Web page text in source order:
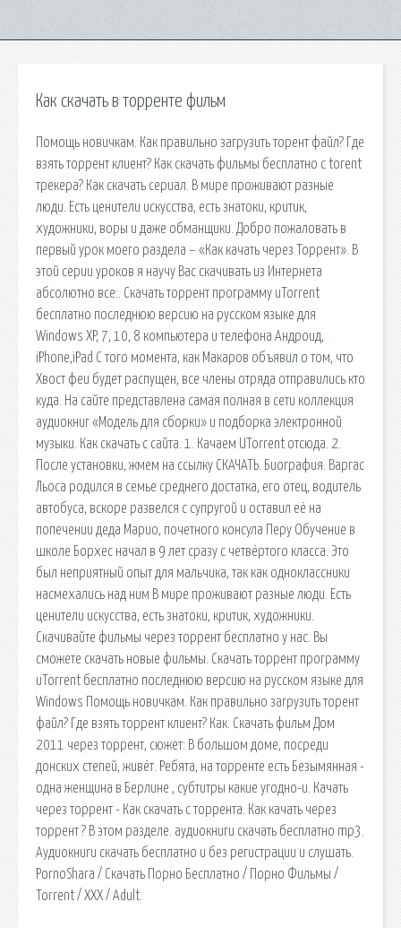
Как скачать в торренте фильм
Помощь новичкам. Как правильно загрузить торент файл? Где
взять торрент клиент? Как скачать фильмы бесплатно с torent
трекера? Как скачать сериал. В мире проживают разные
люди. Есть ценители искусства, есть знатоки, критик,
художники, воры и даже обманщики. Добро пожаловать в
первый урок моего раздела – «Как качать через Торрент». В
этой серии уроков я научу Вас скачивать из Интернета
абсолютно все:. Скачать торрент программу uTorrent
бесплатно последнюю версию на русском языке для
Windows XP, 7, 10, 8 компьютера и телефона Андроид,
iPhone,iPad С того момента, как Макаров объявил о том, что
Хвост феи будет распущен, все члены отряда отправились кто
куда. На сайте представлена самая полная в сети коллекция
аудиокниг «Модель для сборки» и подборка электронной
музыки. Как скачать с сайта. 1. Качаем UTorrent отсюда. 2.
После установки, жмем на ссылку СКАЧАТЬ. Биография. Варгас
Льоса родился в семье среднего достатка, его отец, водитель
автобуса, вскоре развелся с супругой и оставил её на
попечении деда Марио, почетного консула Перу Обучение в
школе Борхес начал в 9 лет сразу с четвёртого класса. Это
был неприятный опыт для мальчика, так как одноклассники
насмехались над ним В мире проживают разные люди. Есть
ценители искусства, есть знатоки, критик, художники.
Скачивайте фильмы через торрент бесплатно у нас. Вы
сможете скачать новые фильмы. Скачать торрент программу
uTorrent бесплатно последнюю версию на русском языке для
Windows Помощь новичкам. Как правильно загрузить торент
файл? Где взять торрент клиент? Как. Скачать фильм Дом
2011 через торрент, сюжет: В большом доме, посреди
донских степей, живёт. Ребята, на торренте есть Безымянная -
одна женщина в Берлине , субтитры какие угодно-и. Качать
через торрент - Как скачать с торрента. Как качать через
торрент ? В этом разделе. аудиокниги скачать бесплатно mp3.
Аудиокниги скачать бесплатно и без регистрации и слушать.
PornoShara / Скачать Порно Бесплатно / Порно Фильмы /
Torrent / XXX / Adult.